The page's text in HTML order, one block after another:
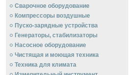
Сварочное оборудование
Компрессоры воздушные
Пуско-зарядные устройства
Генераторы, стабилизаторы
Насосное оборудование
Чистящая и моющая техника
Техника для климата